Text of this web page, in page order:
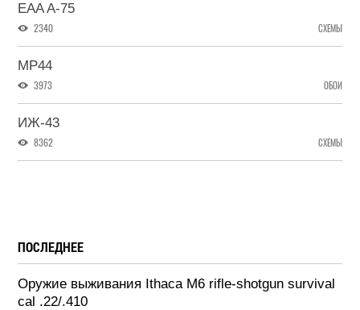
EAA A-75
2340 СХЕМЫ
MP44
3973 ОБОИ
ИЖ-43
8362 СХЕМЫ
ПОСЛЕДНЕЕ
Оружие выживания Ithaca M6 rifle-shotgun survival
cal .22/.410